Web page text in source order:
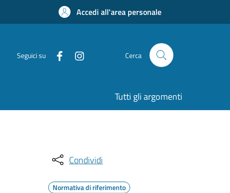
Accedi all'area personale
Seguici su Cerca
Tutti gli argomenti
Condividi
Normativa di riferimento